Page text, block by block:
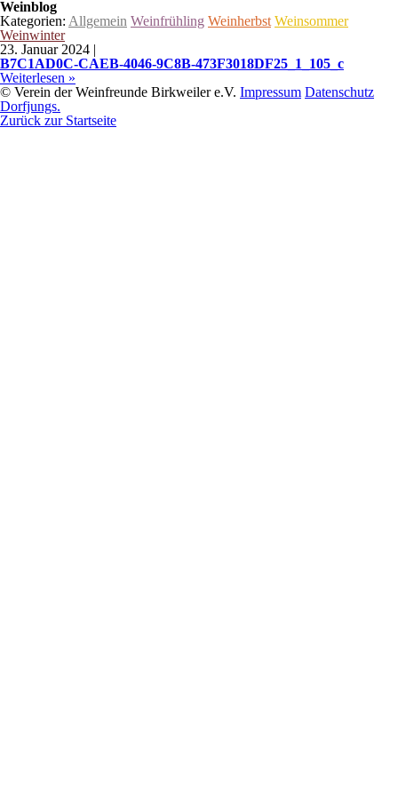
Weinblog
Kategorien: Allgemein Weinfrühling Weinherbst Weinsommer
Weinwinter
23. Januar 2024 |
B7C1AD0C-CAEB-4046-9C8B-473F3018DF25_1_105_c
Weiterlesen »
© Verein der Weinfreunde Birkweiler e.V. Impressum Datenschutz
Dorfjungs.
Zurück zur Startseite